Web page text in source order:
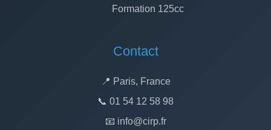
Formation 125cc
Contact
📍 Paris, France
📞 01 54 12 58 98
📧 info@cirp.fr